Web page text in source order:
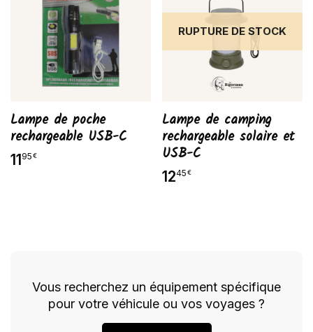
Lampe de poche
rechargeable USB-C
1195€
RUPTURE DE STOCK
Lampe de camping
rechargeable solaire et
USB-C
1245 €
Vous recherchez un équipement spécifique
pour votre véhicule ou vos voyages ?